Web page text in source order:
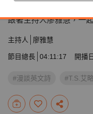
跟著主持人廖雅慧，一
主持人 廖雅慧
節目總長 04:11:17 開播
#漫談英文詩 #T.S.艾